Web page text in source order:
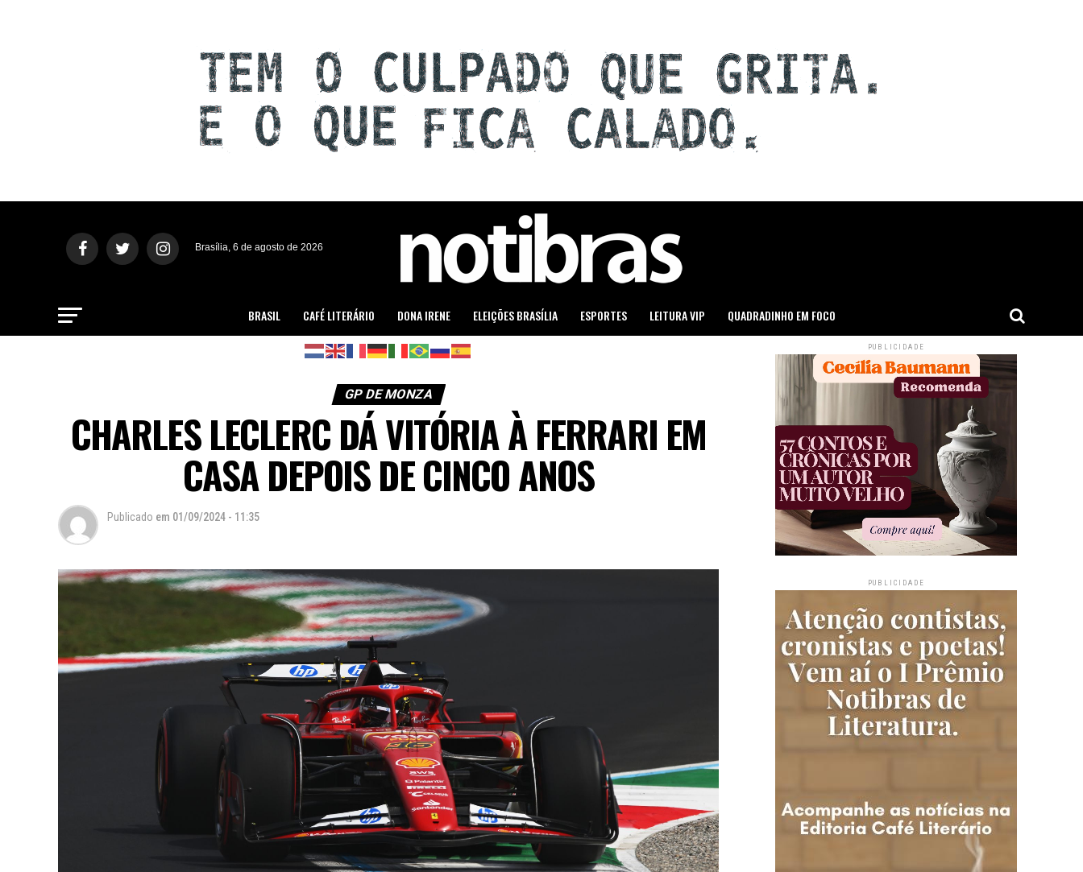
Brasília, 6 de agosto de 2026
BRASIL CAFÉ LITERÁRIO DONA IRENE ELEIÇÕES BRASÍLIA ESPORTES LEITURA VIP QUADRADINHO EM FOCO
GP DE MONZA
CHARLES LECLERC DÁ VITÓRIA À FERRARI EM
CASA DEPOIS DE CINCO ANOS
Publicado em 01/09/2024 - 11:35
PUBLICIDADE
PUBLICIDADE